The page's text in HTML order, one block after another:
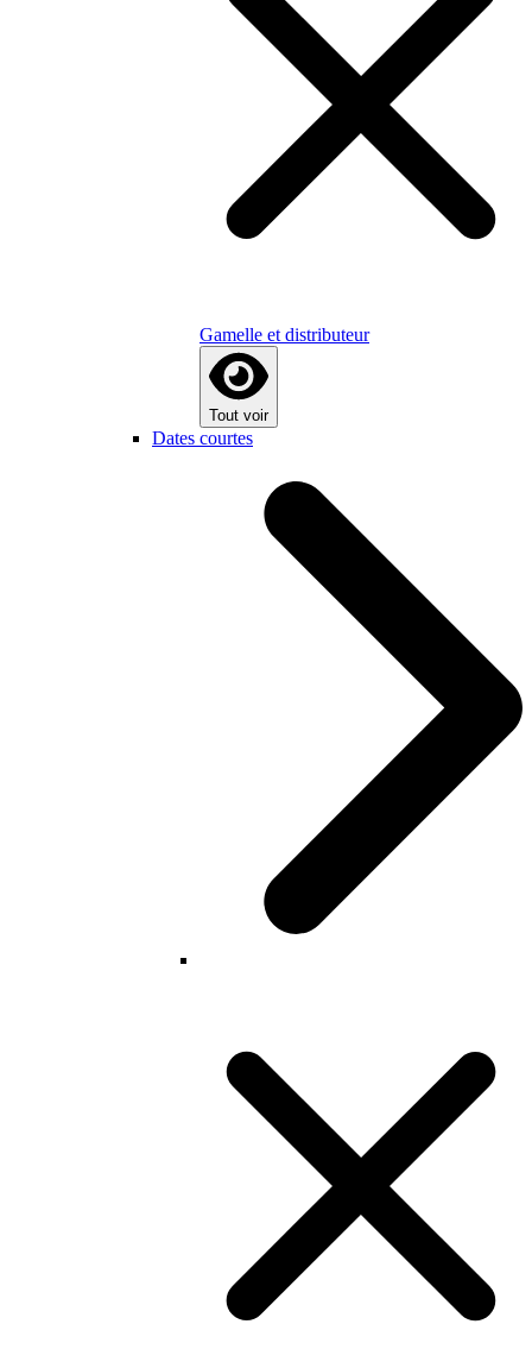
Gamelle et distributeur
Tout voir
Dates courtes